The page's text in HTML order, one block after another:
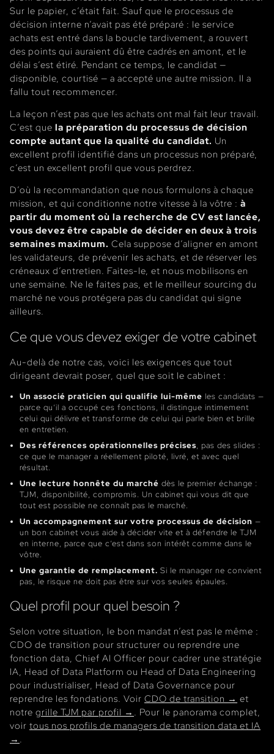
Sur le papier, c’était fait. Sauf que le processus de
décision interne n’avait pas été préparé : le service
achats est entré dans la boucle tardivement, a rouvert
des points qui auraient dû être cadrés en amont, et le
délai s’est étiré. Pendant ce temps, le candidat —
disponible, courtisé — a accepté une autre mission. Il a
fallu tout recommencer.
La leçon n’est pas que les achats ont mal fait leur travail.
C’est que la préparation du processus de décision
compte autant que la qualité du candidat. Un
excellent profil identifié dans un processus non préparé,
c’est un excellent profil que vous perdrez.
D’où la recommandation que nous formulons à chaque
mission, et qui conditionne notre vitesse à la vôtre : à
partir du moment où la recherche de CV est lancée,
vous devez être capable de décider en deux à trois
semaines maximum. Cela suppose d’aligner en amont
les validateurs, de prévenir les achats, et de réserver les
créneaux d’entretien. Faites-le, et nous mobilisons en
une semaine. Ne le faites pas, et le meilleur sourcing du
marché ne vous protégera pas du candidat qui signe
ailleurs.
Ce que vous devez exiger de votre cabinet
Au-delà de notre cas, voici les exigences que tout
dirigeant devrait poser, quel que soit le cabinet :
Un associé praticien qui qualifie lui-même les candidats —
parce qu’il a occupé ces fonctions, il distingue intimement
celui qui délivre et transforme de celui qui parle bien et brille
en entretien.
Des références opérationnelles précises, pas des slides :
ce que le manager a réellement piloté, livré, et avec quel
résultat.
Une lecture honnête du marché dès le premier échange :
TJM, disponibilité, compromis. Un cabinet qui vous dit que
tout est possible ne connaît pas le marché.
Un accompagnement sur votre processus de décision —
un bon cabinet vous aide à décider vite et à défendre le TJM
en interne, parce que c’est dans son intérêt comme dans le
vôtre.
Une garantie de remplacement. Si le manager ne convient
pas, le risque ne doit pas être sur vos seules épaules.
Quel profil pour quel besoin ?
Selon votre situation, le bon mandat n’est pas le même :
CDO de transition pour structurer ou reprendre une
fonction data, Chief AI Officer pour cadrer une stratégie
IA, Head of Data Platform ou Head of Data Engineering
pour industrialiser, Head of Data Governance pour
reprendre les fondations. Voir CDO de transition → et
notre grille TJM par profil → . Pour le panorama complet,
voir tous nos profils de managers de transition data et IA
→ .